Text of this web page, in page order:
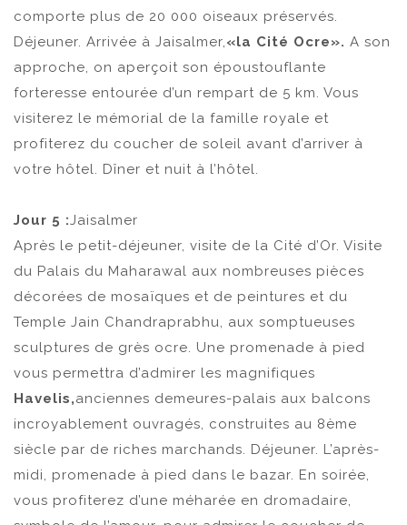
comporte plus de 20 000 oiseaux préservés.
Déjeuner. Arrivée à Jaisalmer,«la Cité Ocre». A son
approche, on aperçoit son époustouflante
forteresse entourée d’un rempart de 5 km. Vous
visiterez le mémorial de la famille royale et
profiterez du coucher de soleil avant d’arriver à
votre hôtel. Dîner et nuit à l’hôtel.
Jour 5 :Jaisalmer
Après le petit-déjeuner, visite de la Cité d’Or. Visite
du Palais du Maharawal aux nombreuses pièces
décorées de mosaïques et de peintures et du
Temple Jain Chandraprabhu, aux somptueuses
sculptures de grès ocre. Une promenade à pied
vous permettra d’admirer les magnifiques
Havelis,anciennes demeures-palais aux balcons
incroyablement ouvragés, construites au 8ème
siècle par de riches marchands. Déjeuner. L’après-
midi, promenade à pied dans le bazar. En soirée,
vous profiterez d’une méharée en dromadaire,